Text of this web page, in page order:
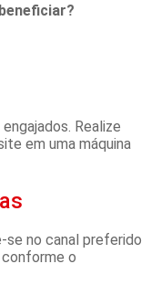
Realize
em uma máquina
se no canal preferido
o